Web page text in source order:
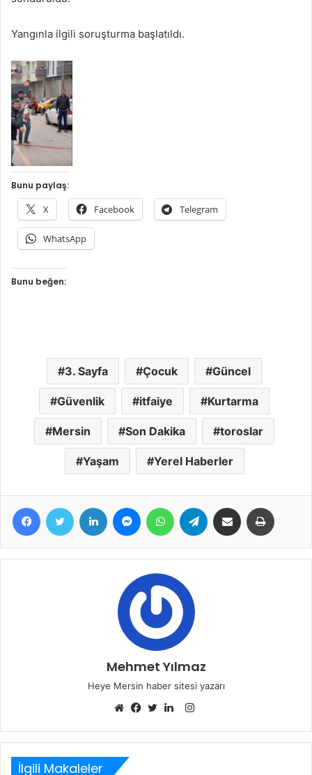
Yangınla ilgili soruşturma başlatıldı.
Bunu paylaş:
X Facebook Telegram
WhatsApp
Bunu beğen:
3. Sayfa Çocuk Güncel
Güvenlik itfaiye Kurtarma
Mersin Son Dakika toroslar
Yaşam Yerel Haberler
FacebookTwitter LinkedIn MessengerWhatsAppTelegram E-Posta ile paylaş
Mehmet Yılmaz
Heye Mersin haber sitesi yazarı
sitesi
Instagram
İlgili Makaleler